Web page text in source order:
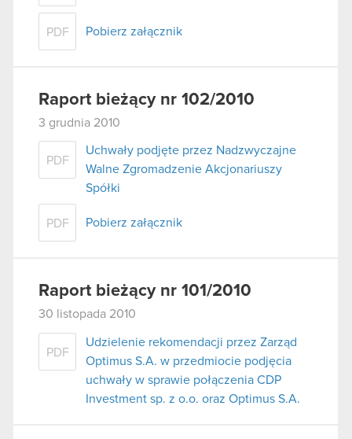
PDF Pobierz załącznik
Raport bieżący nr 102/2010
3 grudnia 2010
PDF
Uchwały podjęte przez Nadzwyczajne
Walne Zgromadzenie Akcjonariuszy
Spółki
PDF Pobierz załącznik
Raport bieżący nr 101/2010
30 listopada 2010
PDF
Udzielenie rekomendacji przez Zarząd
Optimus S.A. w przedmiocie podjęcia
uchwały w sprawie połączenia CDP
Investment sp. z o.o. oraz Optimus S.A.